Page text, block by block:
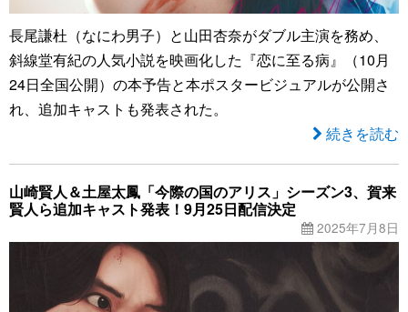
長尾謙杜（なにわ男子）と山田杏奈がダブル主演を務め、
斜線堂有紀の人気小説を映画化した『恋に至る病』（10月
24日全国公開）の本予告と本ポスタービジュアルが公開さ
れ、追加キャストも発表された。
続きを読む
山崎賢人＆土屋太鳳「今際の国のアリス」シーズン3、賀来
賢人ら追加キャスト発表！9月25日配信決定
2025年7月8日